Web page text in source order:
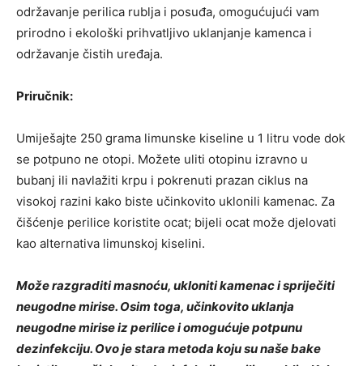
održavanje perilica rublja i posuđa, omogućujući vam
prirodno i ekološki prihvatljivo uklanjanje kamenca i
održavanje čistih uređaja.
Priručnik:
Umiješajte 250 grama limunske kiseline u 1 litru vode dok
se potpuno ne otopi. Možete uliti otopinu izravno u
bubanj ili navlažiti krpu i pokrenuti prazan ciklus na
visokoj razini kako biste učinkovito uklonili kamenac. Za
čišćenje perilice koristite ocat; bijeli ocat može djelovati
kao alternativa limunskoj kiselini.
Može razgraditi masnoću, ukloniti kamenac i spriječiti
neugodne mirise. Osim toga, učinkovito uklanja
neugodne mirise iz perilice i omogućuje potpunu
dezinfekciju. Ovo je stara metoda koju su naše bake